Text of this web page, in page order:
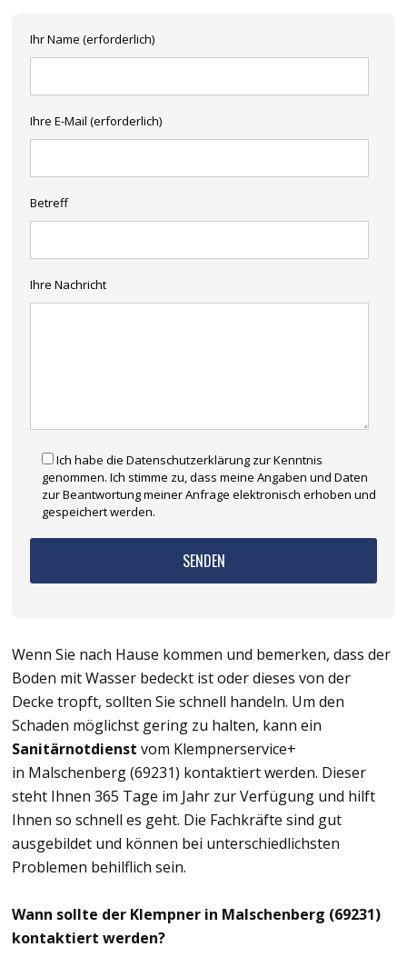
Ihr Name (erforderlich)
Ihre E-Mail (erforderlich)
Betreff
Ihre Nachricht
Ich habe die Datenschutzerklärung zur Kenntnis
genommen. Ich stimme zu, dass meine Angaben und Daten
zur Beantwortung meiner Anfrage elektronisch erhoben und
gespeichert werden.
Wenn Sie nach Hause kommen und bemerken, dass der
Boden mit Wasser bedeckt ist oder dieses von der
Decke tropft, sollten Sie schnell handeln. Um den
Schaden möglichst gering zu halten, kann ein
Sanitärnotdienst vom Klempnerservice+
in Malschenberg (69231) kontaktiert werden. Dieser
steht Ihnen 365 Tage im Jahr zur Verfügung und hilft
Ihnen so schnell es geht. Die Fachkräfte sind gut
ausgebildet und können bei unterschiedlichsten
Problemen behilflich sein.
Wann sollte der Klempner in Malschenberg (69231)
kontaktiert werden?